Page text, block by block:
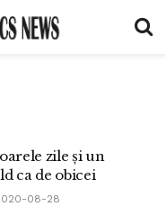
zile și un
ca de obicei
08-28